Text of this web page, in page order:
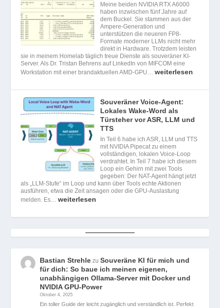
Meine beiden NVIDIA RTX A6000
haben inzwischen fünf Jahre auf
dem Buckel. Sie stammen aus der
Ampere-Generation und
unterstützen die neueren FP8-
Formate moderner LLMs nicht mehr
direkt in Hardware. Trotzdem leisten
sie in meinem Homelab täglich treue Dienste als souveräner KI-
Server. Als Dr. Tristan Behrens auf LinkedIn von MIFCOM eine
Workstation mit einer brandaktuellen AMD-GPU…weiterlesen
Souveräner Voice-Agent:
Lokales Wake-Word als
Türsteher vor ASR, LLM und
TTS
In Teil 6 habe ich ASR, LLM und TTS
mit NVIDIA Pipecat zu einem
vollständigen, lokalen Voice-Loop
verdrahtet. In Teil 7 habe ich diesem
Loop ein Gehirn mit zwei Tools
gegeben: Der NAT-Agent hängt jetzt
als „LLM-Stufe“ im Loop und kann über Tools echte Aktionen
ausführen, etwa die Zeit ansagen oder die GPU-Auslastung
melden. Es…weiterlesen
Bastian Strehle zuSouveräne KI für mich und
für dich: So baue ich meinen eigenen,
unabhängigen Ollama-Server mit Docker und
NVIDIA GPU-Power
Oktober 4, 2025
Ein toller Guide der leicht zugänglich und verständlich ist. Perfekt